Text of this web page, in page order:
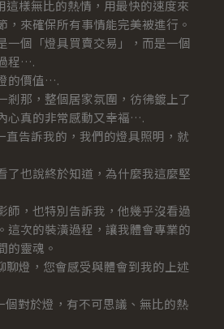
這樣無比的熱情，用最快的速度來
，來確保所有事情能完美被進行。
一個「燈具買賣交易」，而是一個
程….
的價值….
剎那，整個居家氛圍，彷彿鍍上了
心真的非常感動又幸褔….
直告訴我的，我們的燈具照明，就
了也說終於知道，為什麼我這麼堅
師，也特別告訴我，他幾乎沒看過
這次的裝潢過程，讓我體會專業的
的靈魂。
聊燈，您會感受與體會到我的上述
個對於燈，有不可思議、無比的熱